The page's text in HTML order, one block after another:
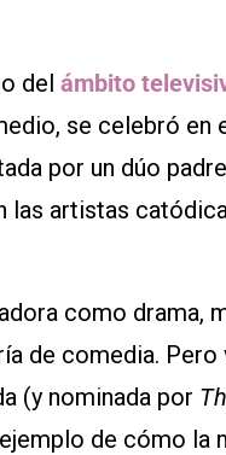
del ámbito
se celebró en
por un dúo
las artistas
como drama,
de comedia.
(y nominada por
de cómo la